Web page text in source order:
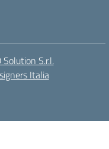
S.r.l.
Italia